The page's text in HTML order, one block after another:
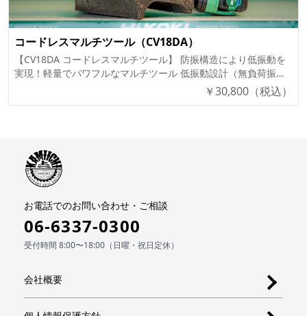
高×全幅） 320×224×96mm（BSL36A18装着時） 質量
1.4kg（BSL36A18装着時） 使用可能蓄電池 マルチボルト蓄電池
（BSL36A18） 標準付属品 ノズル組(S) ⚠ 従来の蓄電池
（BSL3620、BSL3626、BSL3660 および BSL18XX、BSL14XXシ
リーズ）は使用できません。 🔹 1充電あたりの作業量（目安）
バッテリー容量 強モード 中モード 弱モード BSL36A18（2.5Ah
マルチボルト） 約12分 約40分 約70分 ⚠ 数値は参考値です。
使用環境やバッテリー状態により変動します。 🔹 付属品 付属
作業に最適 ✅ 進化した9灯LEDライト 3灯から9灯に進化し、作
業効率アップ 明るさ「強」「中」「弱」の3段階調整可能 ✅ ト
リプルハンマ機構搭載 従来の2打撃から3打撃へ進化 → 振動を低
減＆カムアウト軽減 打撃エネルギーが増加し、作業負荷に合わ
せて自動制御 ✅ オートスロー機能搭載 ボルト単発モード逆転
時にナット脱落を防止 LEDライトの明るさ調整も可能 🔹 仕様
（スペック） 項目 詳細 最大締付トルク 200N・m（M16高力ボ
ルト） ヘッド長 111mm（コンパクト設計） 無負荷回転数 0〜
電）/ 約25分（満充電） 🔹 形式（型番）ごとの付属品 付属品
2XH NN マルチボルト蓄電池（BSL36A18BX） ✅ 2個付属 ❌ 別
売 急速充電器（UC18YDML） ✅ 付属 ❌ 別売 収納ケース ✅
付属 ❌ 別売 力こぶビット ✅ 付属 ❌ 別売
コードレスマルチツール（CV18DA）
【CV18DA コードレスマルチツール】 防振構造により低振動を
実現！軽量でパワフルなマルチツール 低振動設計（無負荷振動
値 0.9m/s²） 3.6°の振動角度で高速切断（切断スピード2倍以上
向上） 小型ブラシレスモーター採用で軽量化＆握りやすいハン
¥58,800 (¥78,600) マルチボルト蓄電池（BSL36A18X）、急速充
電器（UC18YDL2）、アクセサリケース、システムケース、ブレ
ード、サンドペーパー6枚 CV18DA (NN)【本体のみ】 ¥30,800
で低振動を実現 機構部とハウジングをクッション性のあるゴム
で絶縁し、振動を低減 無負荷振動値 0.9m/s² ✅ 3.6°の振動角度
以上向上 振動数 6,000～20,000min-1の範囲で調整可能 ✅ ブレ
いやすく ✅ 軽量設計＆細径ハンドル 小型ブラシレスモーター
採用で軽量化 モーターの小型化により 握りやすいハンドルを実
￥30,800 （税込）
お電話でのお問い合わせ・ご相談
06-6337-0300
受付時間 8:00〜18:00（日曜・祝日定休）
会社概要